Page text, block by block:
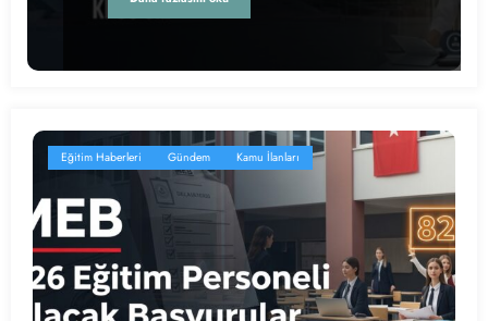
Eğitim Haberleri Gündem Kamu İlanları